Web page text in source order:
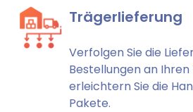
Trägerlieferung
Verfolgen Sie die
Bestellungen an
erleichtern Sie die
Pakete.